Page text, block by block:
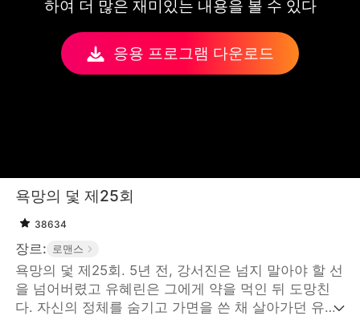
하여 더 많은 재미있는 내용을 볼 수 있다
응용 프로그램 다운로드
욕망의 덫 제25회
38634
장르: 로맨스
욕망의 덫 제25회. 5년 전, 강서진은 넘지 말아야 할 선
을 넘어버렸고 유혜린은 그에게 약을 먹인 뒤 도망친
다. 자신의 정체를 숨기고 가면을 쓴 채 살아가던 유혜